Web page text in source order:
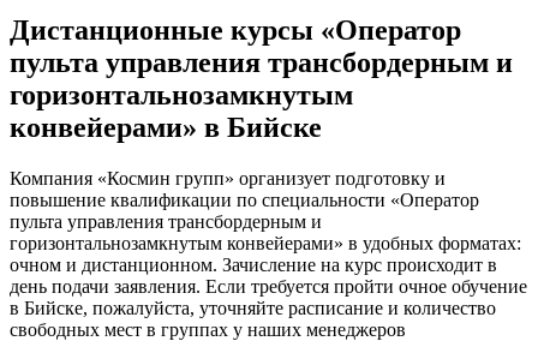
Дистанционные курсы «Оператор
пульта управления трансбордерным и
горизонтальнозамкнутым
конвейерами» в Бийске
Компания «Космин групп» организует подготовку и
повышение квалификации по специальности «Оператор
пульта управления трансбордерным и
горизонтальнозамкнутым конвейерами» в удобных форматах:
очном и дистанционном. Зачисление на курс происходит в
день подачи заявления. Если требуется пройти очное обучение
в Бийске, пожалуйста, уточняйте расписание и количество
свободных мест в группах у наших менеджеров